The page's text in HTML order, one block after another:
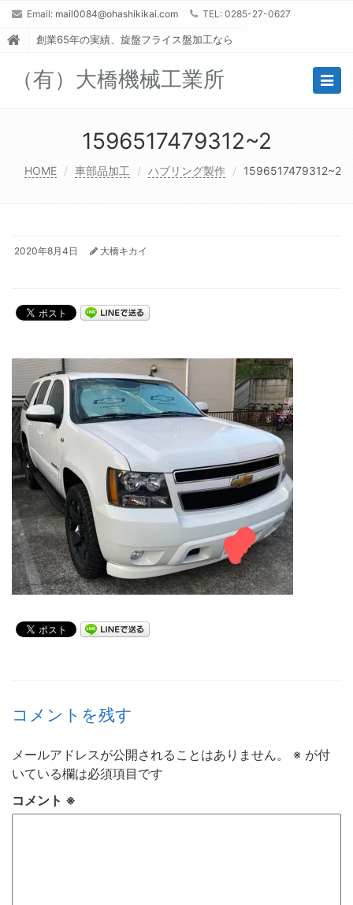
Email: mail0084@ohashikikai.com TEL: 0285-27-0627
創業65年の実績、旋盤フライス盤加工なら
（有）大橋機械工業所
1596517479312~2
HOME 車部品加工 ハブリング製作 1596517479312~2
2020年8月4日 大橋キカイ
コメントを残す
メールアドレスが公開されることはありません。 ※ が付
いている欄は必須項目です
コメント ※